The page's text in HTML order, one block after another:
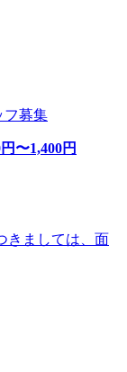
フ募集
円〜1,400円
きましては、面